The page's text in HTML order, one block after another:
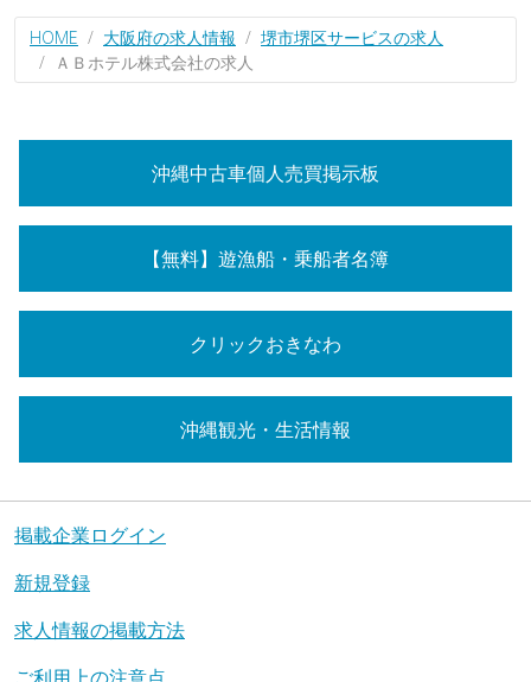
HOME 大阪府の求人情報
堺市堺区サービスの求人
ＡＢホテル株式会社の求人
沖縄中古車個人売買掲示板
【無料】遊漁船・乗船者名簿
クリックおきなわ
沖縄観光・生活情報
掲載企業ログイン
新規登録
求人情報の掲載方法